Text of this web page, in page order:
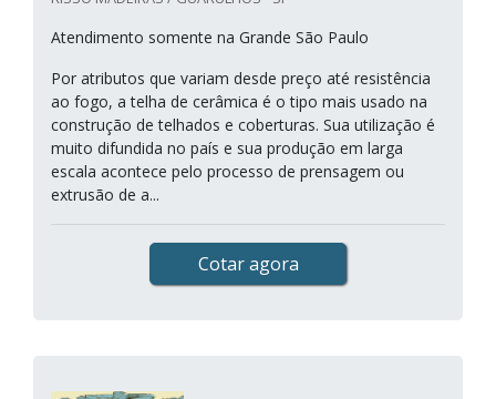
Atendimento somente na Grande São Paulo
Por atributos que variam desde preço até resistência
ao fogo, a telha de cerâmica é o tipo mais usado na
construção de telhados e coberturas. Sua utilização é
muito difundida no país e sua produção em larga
escala acontece pelo processo de prensagem ou
extrusão de a...
Cotar agora